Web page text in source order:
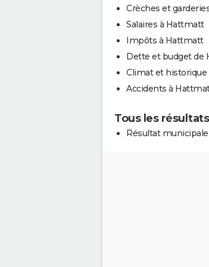
Crèches et
Salaires à Hattmatt
Impôts à Hattmatt
Dette et budget de
Climat et
Accidents à
Tous les
Résultat